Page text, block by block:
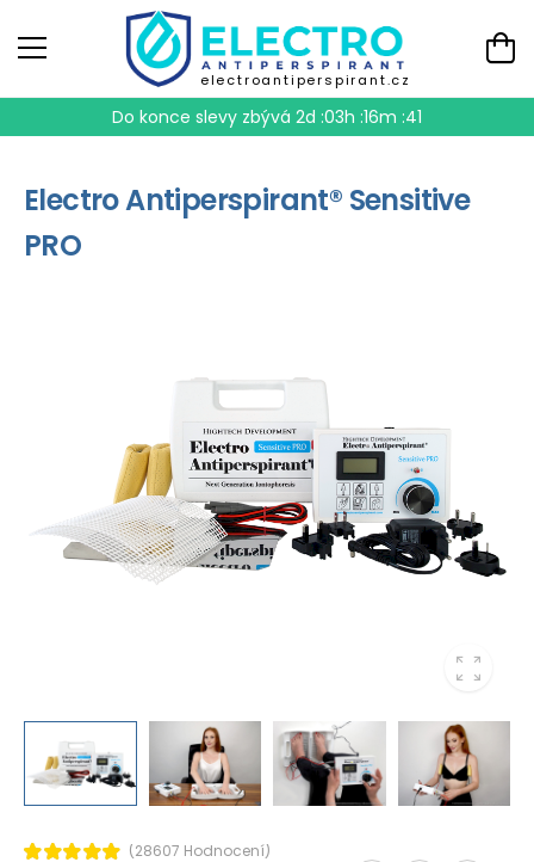
electroantiperspirant.cz
Do konce slevy zbývá 2d :03h :16m :40
Electro Antiperspirant® Sensitive
PRO
(28607 Hodnocení)